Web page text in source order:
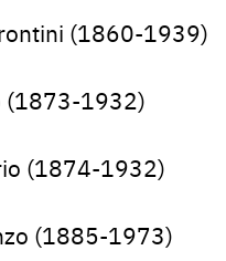
(1860-1939)
(1873-1932)
(1874-1932)
(1885-1973)